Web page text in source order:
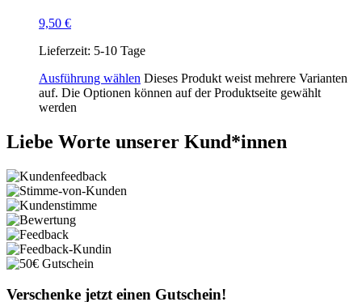
9,50 €
Lieferzeit: 5-10 Tage
Ausführung wählen Dieses Produkt weist mehrere Varianten
auf. Die Optionen können auf der Produktseite gewählt
werden
Liebe Worte unserer Kund*innen
Verschenke jetzt einen Gutschein!